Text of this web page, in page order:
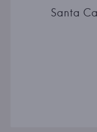
Santa